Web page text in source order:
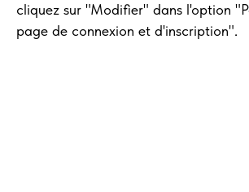
cliquez sur "Modifier" dans l'option
page de connexion et d'inscription".